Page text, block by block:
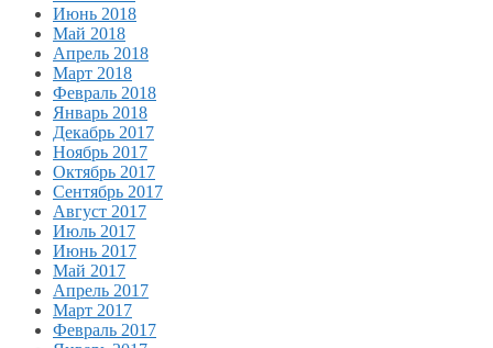
Июнь 2018
Май 2018
Апрель 2018
Март 2018
Февраль 2018
Январь 2018
Декабрь 2017
Ноябрь 2017
Октябрь 2017
Сентябрь 2017
Август 2017
Июль 2017
Июнь 2017
Май 2017
Апрель 2017
Март 2017
Февраль 2017